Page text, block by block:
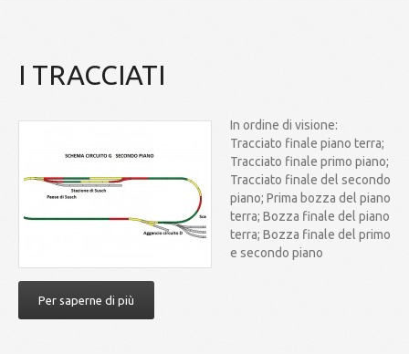
I TRACCIATI
In ordine di visione:
Tracciato finale piano terra;
Tracciato finale primo piano;
Tracciato finale del secondo
piano; Prima bozza del piano
terra; Bozza finale del piano
terra; Bozza finale del primo
e secondo piano
Per saperne di più